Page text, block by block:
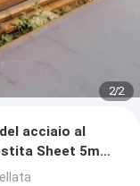
2/2
acciaio al
Sheet 5mm